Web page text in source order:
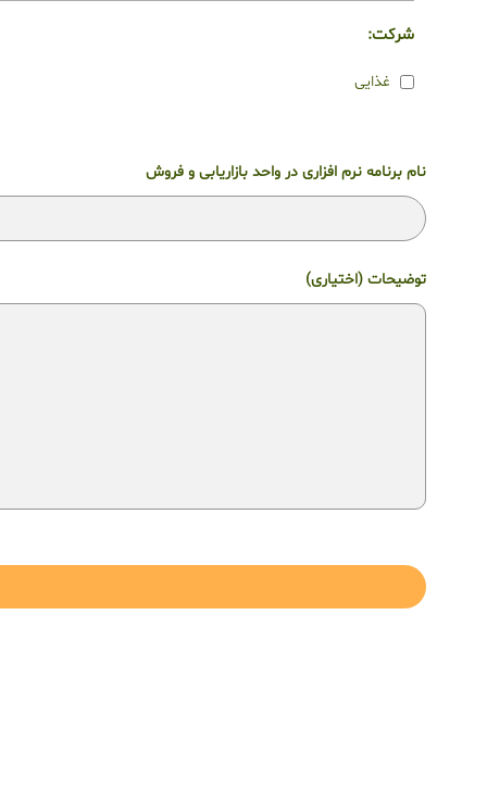
شرکت:
غذایی
نام برنامه نرم افزاری در واحد بازاریابی و فروش
توضیحات (اختیاری)